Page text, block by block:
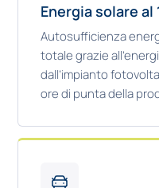
Energia solare al
Autosufficienza
totale grazie
dall’impianto
ore di punta della